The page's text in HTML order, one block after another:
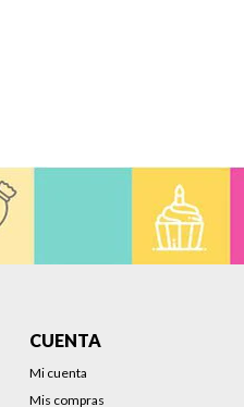
CUENTA
Mi cuenta
Mis compras